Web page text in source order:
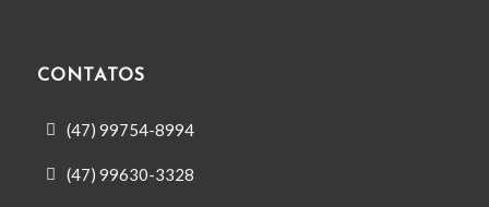
CONTATOS
(47) 99754-8994
(47) 99630-3328